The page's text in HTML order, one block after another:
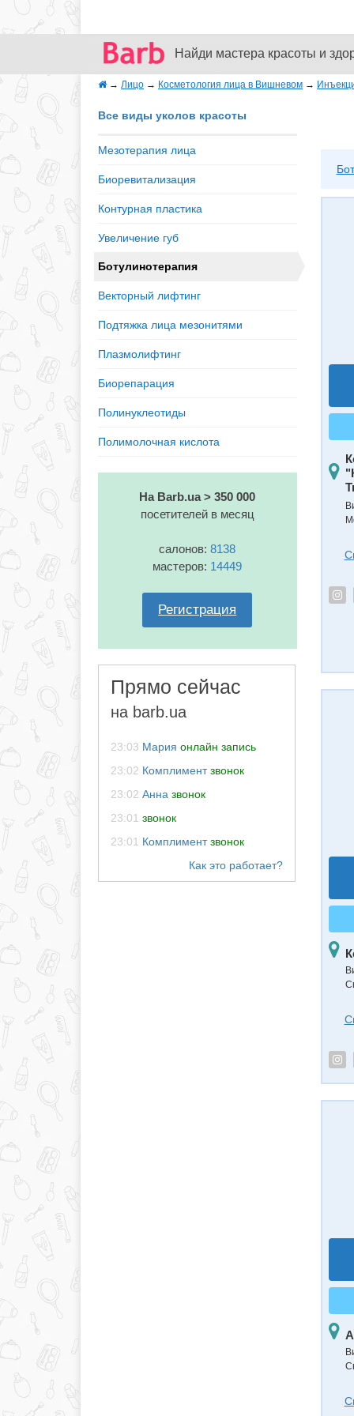
Найди мастера красоты и
→ Лицо → Косметология лица в Вишневом →
Все виды уколов красоты
Мезотерапия лица
Биоревитализация
Контурная пластика
Увеличение губ
Ботулинотерапия
Векторный лифтинг
Подтяжка лица мезонитями
Плазмолифтинг
Биорепарация
Полинуклеотиды
Полимолочная кислота
На Barb.ua > 350 000
посетителей в месяц
салонов:8138
мастеров: 14449
Регистрация
Прямо сейчас
на barb.ua
23:03 Мария онлайн запись
23:02 Комплимент звонок
23:02 Анна звонок
23:01 звонок
23:01 Комплимент звонок